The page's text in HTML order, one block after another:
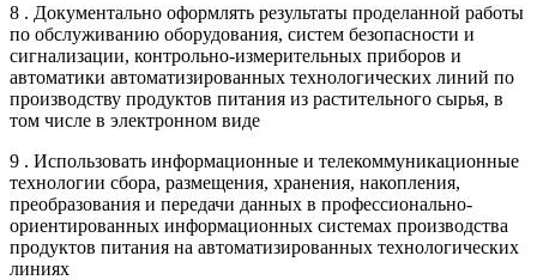
8 . Документально оформлять результаты проделанной работы
по обслуживанию оборудования, систем безопасности и
сигнализации, контрольно-измерительных приборов и
автоматики автоматизированных технологических линий по
производству продуктов питания из растительного сырья, в
том числе в электронном виде
9 . Использовать информационные и телекоммуникационные
технологии сбора, размещения, хранения, накопления,
преобразования и передачи данных в профессионально-
ориентированных информационных системах производства
продуктов питания на автоматизированных технологических
линиях